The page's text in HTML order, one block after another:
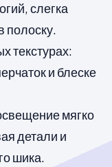
слегка
полоску.
текстурах:
и блеске
мягко
детали и
шика.